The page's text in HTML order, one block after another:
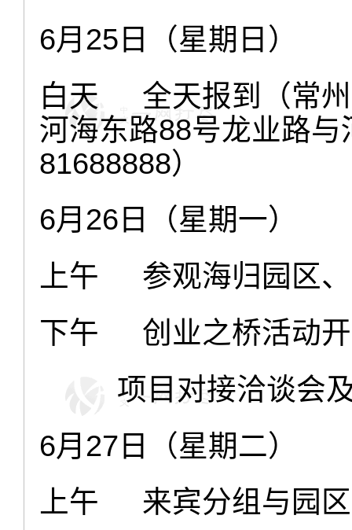
6月 25 日（星期日）
白天
全天报到（常
河海东路88号龙业路与
81688888）
6月 26 日（星期一）
上午
参观海归园区
下午
创业之桥活动
项目对接洽谈会
6月 27 日（星期二）
上午
来宾分组与园